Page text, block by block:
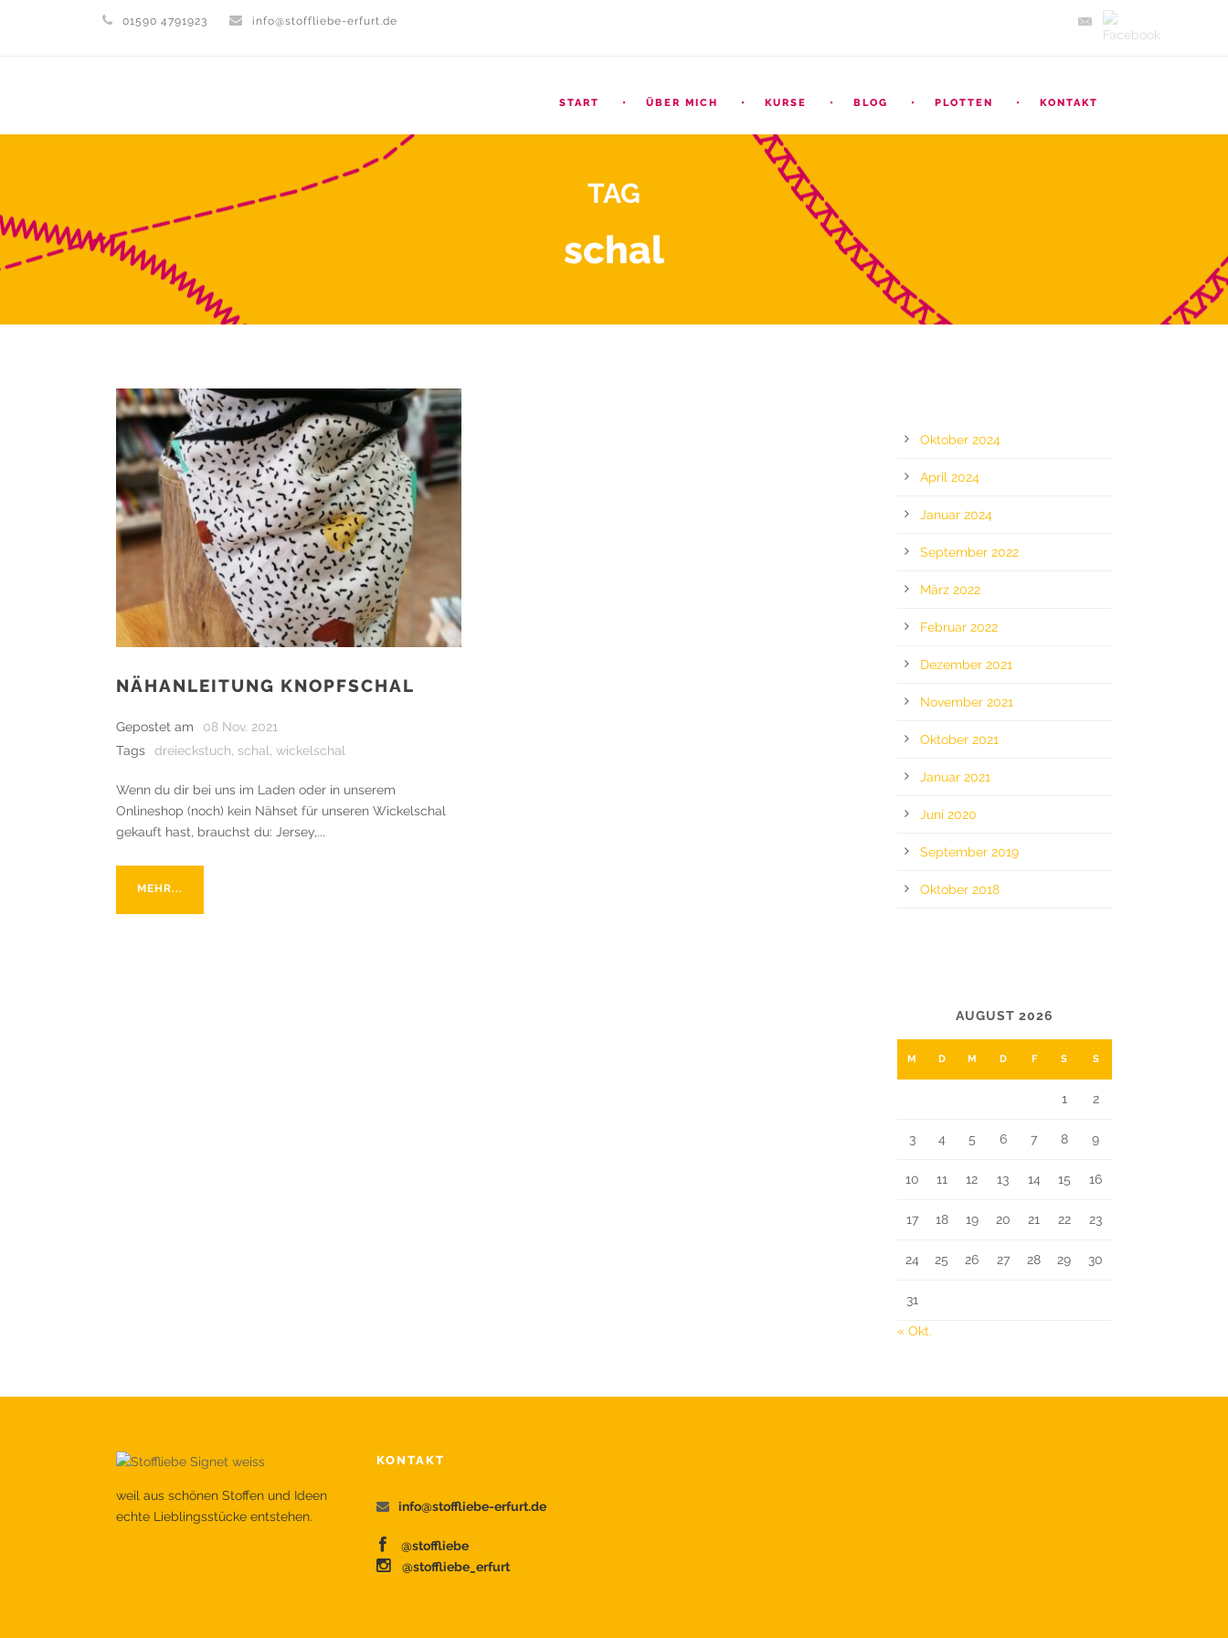
01590 4791923 info@stoffliebe-erfurt.de
START ÜBER MICH KURSE BLOG PLOTTEN KONTAKT
TAG
schal
NÄHANLEITUNG KNOPFSCHAL
Gepostet am
08 Nov. 2021
Tags
dreieckstuch, schal, wickelschal
Wenn du dir bei uns im Laden oder in unserem
Onlineshop (noch) kein Nähset für unseren Wickelschal
gekauft hast, brauchst du: Jersey,...
MEHR...
Oktober 2024
April 2024
Januar 2024
September 2022
März 2022
Februar 2022
Dezember 2021
November 2021
Oktober 2021
Januar 2021
Juni 2020
September 2019
Oktober 2018
AUGUST 2026
M D M D F S S
1 2
3 4 5 6 7 8 9
10 11 12 13 14 15 16
17 18 19 20 21 22 23
24 25 26 27 28 29 30
31
« Okt.
weil aus schönen Stoffen und Ideen
echte Lieblingsstücke entstehen.
KONTAKT
info@stoffliebe-erfurt.de
@stoffliebe
@stoffliebe_erfurt